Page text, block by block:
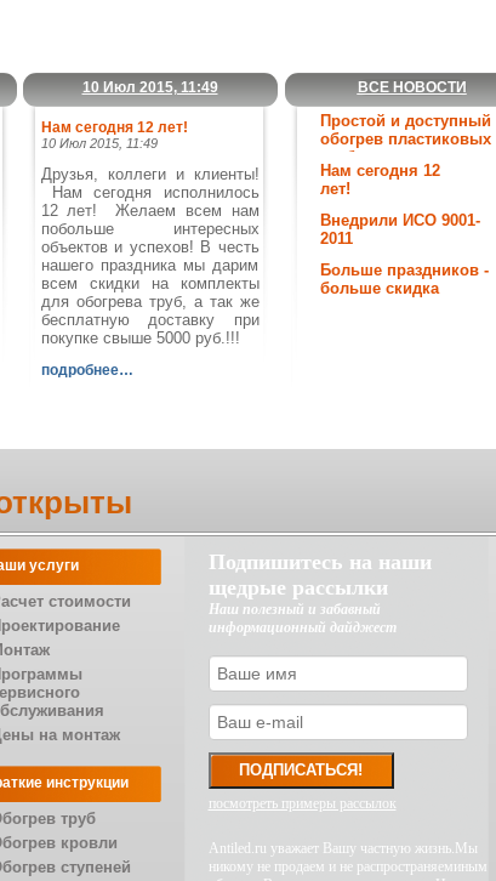
10 Июл 2015, 11:49
Нам сегодня 12 лет!
10 Июл 2015, 11:49
Друзья, коллеги и клиенты!
Нам сегодня исполнилось
12 лет! Желаем всем нам
побольше интересных
объектов и успехов! В честь
нашего праздника мы дарим
всем скидки на комплекты
для обогрева труб, а так же
бесплатную доставку при
покупке свыше 5000 руб.!!!
подробнее…
ВСЕ НОВОСТИ
Простой и доступный
обогрев пластиковых
труб.
Нам сегодня 12
лет!
Внедрили ИСО 9001-
2011
Больше праздников -
больше скидка
услуги
стоимости
на монтаж
инструкции
труб
кровли
ступеней
Подпишитесь на наши
щедрые рассылки
Наш полезный и забавный
информационный дайджест
посмотреть примеры рассылок
Antiled.ru уважает Вашу частную жизнь.Мы
никому не продаем и не распространяеминым